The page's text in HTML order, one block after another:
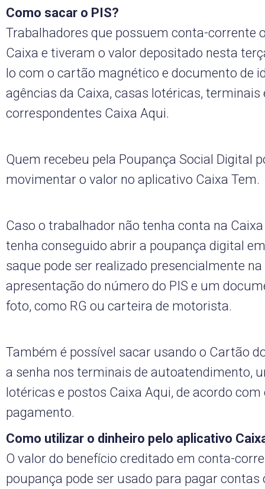
Como sacar o PIS?
Trabalhadores que possuem conta-corrente
Caixa e tiveram o valor depositado nesta
lo com o cartão magnético e documento de
agências da Caixa, casas lotéricas, terminais
correspondentes Caixa Aqui.
Quem recebeu pela Poupança Social Digital
movimentar o valor no aplicativo Caixa Tem.
Caso o trabalhador não tenha conta na
tenha conseguido abrir a poupança digital
saque pode ser realizado presencialmente
apresentação do número do PIS e um
foto, como RG ou carteira de motorista.
Também é possível sacar usando o Cartão
a senha nos terminais de autoatendimento,
lotéricas e postos Caixa Aqui, de acordo com
pagamento.
Como utilizar o dinheiro pelo aplicativo
O valor do benefício creditado em conta-
poupança pode ser usado para pagar contas